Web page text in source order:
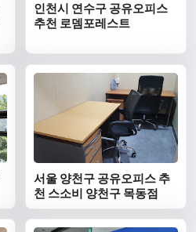
인천시 연수구 공유오피스
추천 로뎀포레스트
서울 양천구 공유오피스 추
천 스소비 양천구 목동점